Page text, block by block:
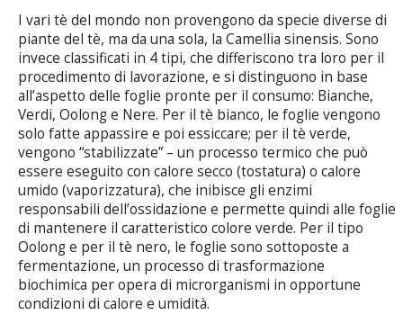
I vari tè del mondo non provengono da specie diverse di
piante del tè, ma da una sola, la Camellia sinensis. Sono
invece classificati in 4 tipi, che differiscono tra loro per il
procedimento di lavorazione, e si distinguono in base
all’aspetto delle foglie pronte per il consumo: Bianche,
Verdi, Oolong e Nere. Per il tè bianco, le foglie vengono
solo fatte appassire e poi essiccare; per il tè verde,
vengono “stabilizzate” – un processo termico che può
essere eseguito con calore secco (tostatura) o calore
umido (vaporizzatura), che inibisce gli enzimi
responsabili dell’ossidazione e permette quindi alle foglie
di mantenere il caratteristico colore verde. Per il tipo
Oolong e per il tè nero, le foglie sono sottoposte a
fermentazione, un processo di trasformazione
biochimica per opera di microrganismi in opportune
condizioni di calore e umidità.